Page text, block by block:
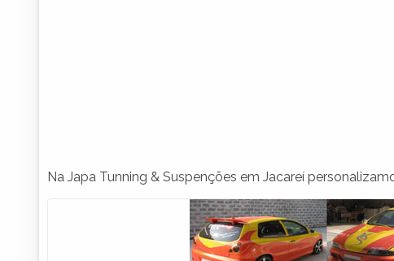
Na Japa Tunning & Suspenções em Jacareí